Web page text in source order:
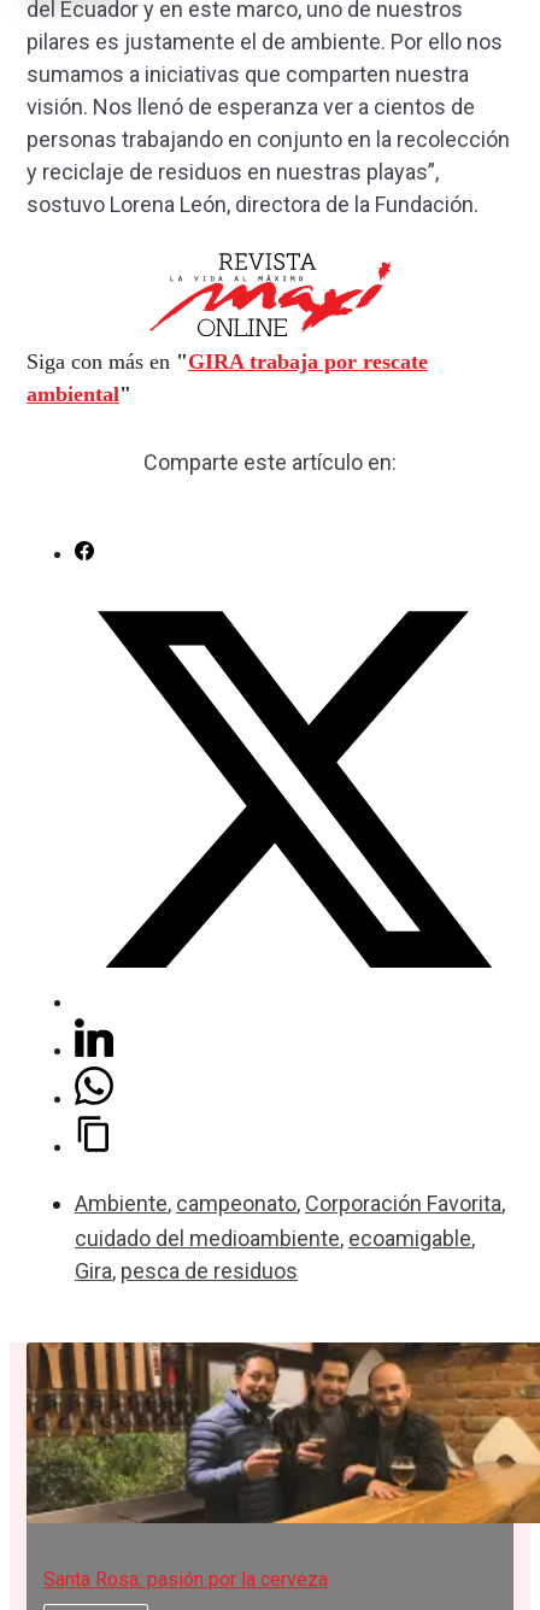
del Ecuador y en este marco, uno de nuestros
pilares es justamente el de ambiente. Por ello nos
sumamos a iniciativas que comparten nuestra
visión. Nos llenó de esperanza ver a cientos de
personas trabajando en conjunto en la recolección
y reciclaje de residuos en nuestras playas”,
sostuvo Lorena León, directora de la Fundación.
Siga con más en "GIRA trabaja por rescate
ambiental"
Comparte este artículo en:
Ambiente, campeonato, Corporación Favorita,
cuidado del medioambiente, ecoamigable,
Gira, pesca de residuos
Santa Rosa: pasión por la cerveza